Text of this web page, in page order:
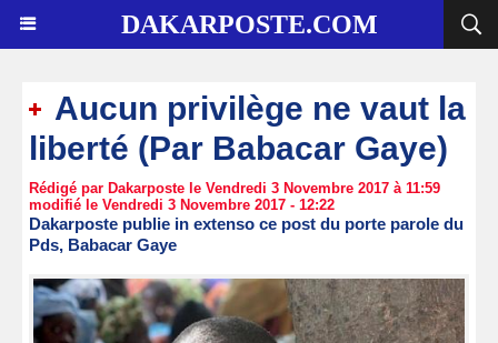
DAKARPOSTE.COM
Aucun privilège ne vaut la
liberté (Par Babacar Gaye)
Rédigé par Dakarposte le Vendredi 3 Novembre 2017 à 11:59
modifié le Vendredi 3 Novembre 2017 - 12:22
Dakarposte publie in extenso ce post du porte parole du
Pds, Babacar Gaye